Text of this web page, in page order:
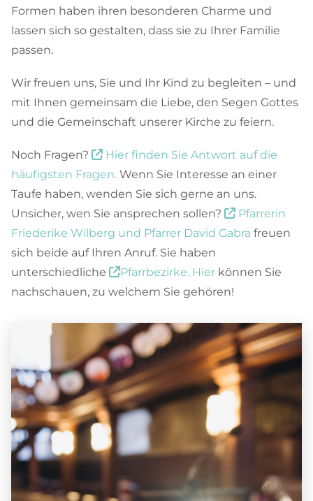
Formen haben ihren besonderen Charme und
lassen sich so gestalten, dass sie zu Ihrer Familie
passen.
Wir freuen uns, Sie und Ihr Kind zu begleiten – und
mit Ihnen gemeinsam die Liebe, den Segen Gottes
und die Gemeinschaft unserer Kirche zu feiern.
Noch Fragen?  Hier finden Sie Antwort auf die
häufigsten Fragen. Wenn Sie Interesse an einer
Taufe haben, wenden Sie sich gerne an uns.
Unsicher, wen Sie ansprechen sollen?  Pfarrerin
Friederike Wilberg und Pfarrer David Gabra freuen
sich beide auf Ihren Anruf. Sie haben
unterschiedliche Pfarrbezirke. Hier können Sie
nachschauen, zu welchem Sie gehören!